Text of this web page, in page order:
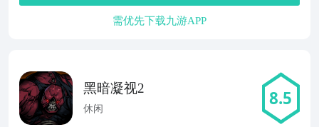
需优先下载九游APP
黑暗凝视2
休闲 8.5